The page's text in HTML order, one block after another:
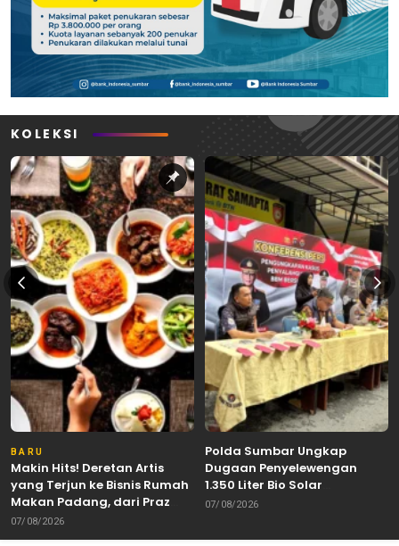
KOLEKSI
BARU
Makin Hits! Deretan Artis
yang Terjun ke Bisnis Rumah
Makan Padang, dari Praz
Teguh hingga Deddy
Corbuzier
07/08/2026
Polda Sumbar Ungkap
Dugaan Penyelewengan
1.350 Liter Bio Solar
Bersubsidi di Padang
07/08/2026